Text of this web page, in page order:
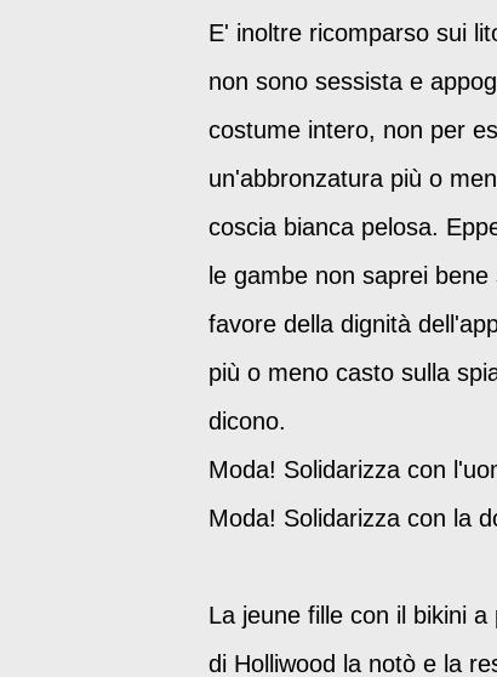
E' inoltre ricomparso sui
non sono sessista e
costume intero, non per
un'abbronzatura più o
coscia bianca pelosa.
le gambe non saprei
favore della dignità
più o meno casto sulla
dicono.
Moda! Solidarizza con
Moda! Solidarizza con la
La jeune fille con il bikini
di Holliwood la notò e la